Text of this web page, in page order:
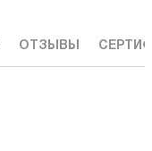
ОТЗЫВЫ